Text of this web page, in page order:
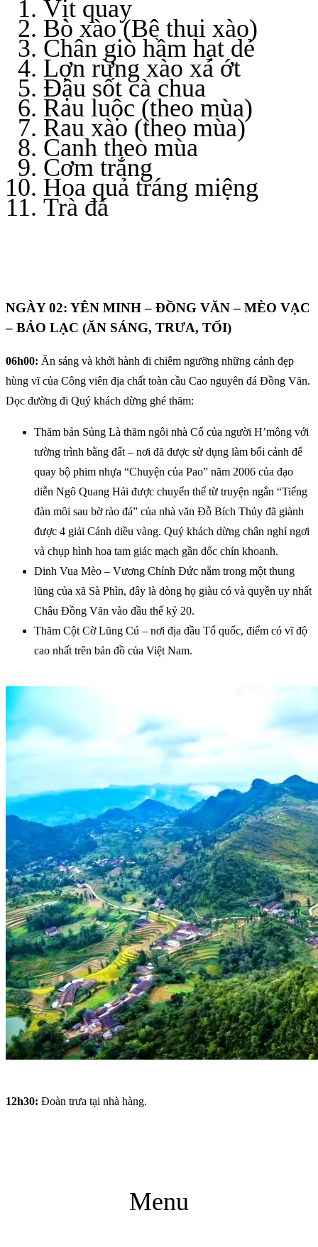
Vịt quay
Bò xào (Bê thui xào)
Chân giò hầm hạt dẻ
Lợn rừng xào xả ớt
Đậu sốt cà chua
Rau luộc (theo mùa)
Rau xào (theo mùa)
Canh theo mùa
Cơm trắng
Hoa quả tráng miệng
Trà đá
NGÀY 02: YÊN MINH – ĐỒNG VĂN – MÈO VẠC
– BẢO LẠC (ĂN SÁNG, TRƯA, TỐI)
06h00: Ăn sáng và khởi hành đi chiêm ngưỡng những cảnh đẹp
hùng vĩ của Công viên địa chất toàn cầu Cao nguyên đá Đồng Văn.
Dọc đường đi Quý khách dừng ghé thăm:
Thăm bản Sủng Là thăm ngôi nhà Cổ của người H’mông với
tường trình bằng đất – nơi đã được sử dụng làm bối cảnh để
quay bộ phim nhựa “Chuyện của Pao” năm 2006 của đạo
diễn Ngô Quang Hải được chuyển thể từ truyện ngắn “Tiếng
đàn môi sau bờ rào đá” của nhà văn Đỗ Bích Thủy đã giành
được 4 giải Cánh diều vàng. Quý khách dừng chân nghỉ ngơi
và chụp hình hoa tam giác mạch gần dốc chín khoanh.
Dinh Vua Mèo – Vương Chính Đức nằm trong một thung
lũng của xã Sà Phìn, đây là dòng họ giàu có và quyền uy nhất
Châu Đồng Văn vào đầu thế kỷ 20.
Thăm Cột Cờ Lũng Cú – nơi địa đầu Tổ quốc, điểm có vĩ độ
cao nhất trên bản đồ của Việt Nam.
12h30: Đoàn trưa tại nhà hàng.
Menu